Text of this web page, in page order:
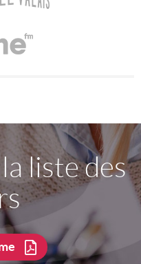
la liste des